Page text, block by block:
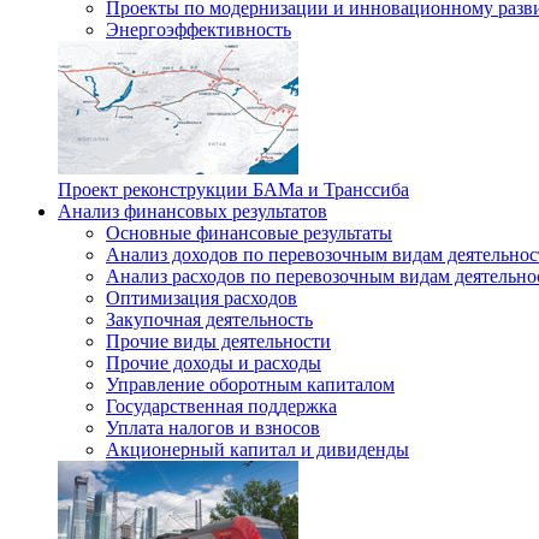
Проекты по модернизации и инновационному
Энергоэффективность
Проект реконструкции БАМа и Транссиба
Анализ финансовых результатов
Основные финансовые результаты
Анализ доходов по перевозочным видам
Анализ расходов по перевозочным видам
Оптимизация расходов
Закупочная деятельность
Прочие виды деятельности
Прочие доходы и расходы
Управление оборотным капиталом
Государственная поддержка
Уплата налогов и взносов
Акционерный капитал и дивиденды